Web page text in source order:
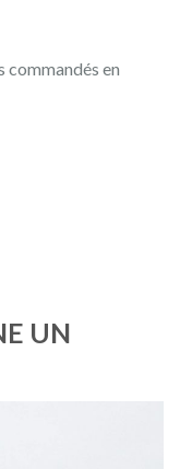
commandés en
UN